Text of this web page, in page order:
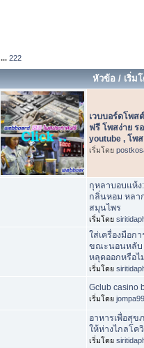
...222
หัวข้อ / เริ่ม
เวบบอร์ดโพส
ฟรี โพสง่าย ร
youtube , โพ
เริ่มโดย
กุหลาบอบแห้
กลิ่นหอม หลา
สมุนไพร
เริ่มโดย
ใส่เครื่องมือก
ขณะนอนหลับ
หลุดออกหรือไ
เริ่มโดย
Gclub casino
เริ่มโดย
อาหารเพื่อสุข
ให้ห่างไกลโค
เริ่มโดย